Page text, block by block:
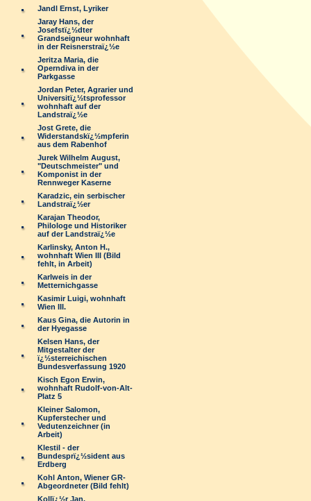
Jandl Ernst, Lyriker
Jaray Hans, der
Josefstï¿½dter
Grandseigneur wohnhaft
in der Reisnerstraï¿½e
Jeritza Maria, die
Operndiva in der
Parkgasse
Jordan Peter, Agrarier und
Universitï¿½tsprofessor
wohnhaft auf der
Landstraï¿½e
Jost Grete, die
Widerstandskï¿½mpferin
aus dem Rabenhof
Jurek Wilhelm August,
"Deutschmeister" und
Komponist in der
Rennweger Kaserne
Karadzic, ein serbischer
Landstraï¿½er
Karajan Theodor,
Philologe und Historiker
auf der Landstraï¿½e
Karlinsky, Anton H.,
wohnhaft Wien III (Bild
fehlt, in Arbeit)
Karlweis in der
Metternichgasse
Kasimir Luigi, wohnhaft
Wien III.
Kaus Gina, die Autorin in
der Hyegasse
Kelsen Hans, der
Mitgestalter der
ï¿½sterreichischen
Bundesverfassung 1920
Kisch Egon Erwin,
wohnhaft Rudolf-von-Alt-
Platz 5
Kleiner Salomon,
Kupferstecher und
Vedutenzeichner (in
Arbeit)
Klestil - der
Bundesprï¿½sident aus
Erdberg
Kohl Anton, Wiener GR-
Abgeordneter (Bild fehlt)
Kollï¿½r Jan,